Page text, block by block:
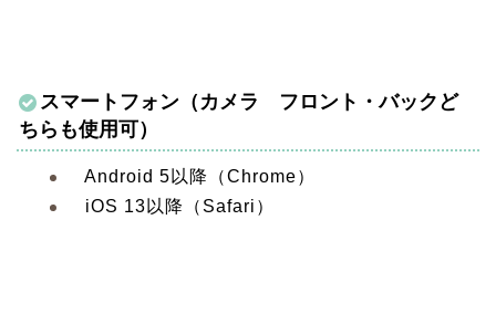
スマートフォン（カメラ フロント・バックど
ちらも使用可）
Android 5以降（Chrome）
iOS 13以降（Safari）